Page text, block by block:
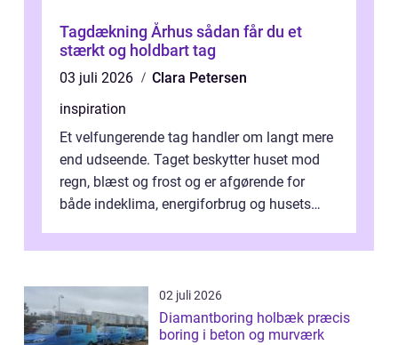
Tagdækning Århus sådan får du et
stærkt og holdbart tag
03 juli 2026
Clara Petersen
inspiration
Et velfungerende tag handler om langt mere
end udseende. Taget beskytter huset mod
regn, blæst og frost og er afgørende for
både indeklima, energiforbrug og husets
02 juli 2026
Diamantboring holbæk præcis
boring i beton og murværk